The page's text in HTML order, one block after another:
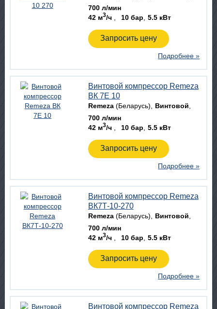
700 л/мин
42 м3/ч 10 бар 5.5 кВт
Запросить цену
Подробнее »
Винтовой компрессор Remeza
ВК 7E 10
Remeza(Беларусь)
Винтовой
700 л/мин
42 м3/ч 10 бар 5.5 кВт
Запросить цену
Подробнее »
Винтовой компрессор Remeza
ВК7Т-10-270
Remeza(Беларусь)
Винтовой
700 л/мин
42 м3/ч 10 бар 5.5 кВт
Запросить цену
Подробнее »
Винтовой компрессор Remeza